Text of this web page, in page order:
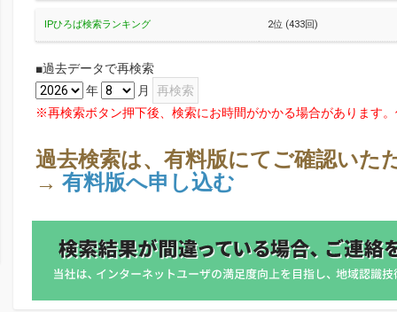
IPひろば検索ランキング 2位 (433回)
■過去データで再検索
年
月
※再検索ボタン押下後、検索にお時間がかかる場合があります
過去検索は、有料版にてご確認いた
→ 有料版へ申し込む